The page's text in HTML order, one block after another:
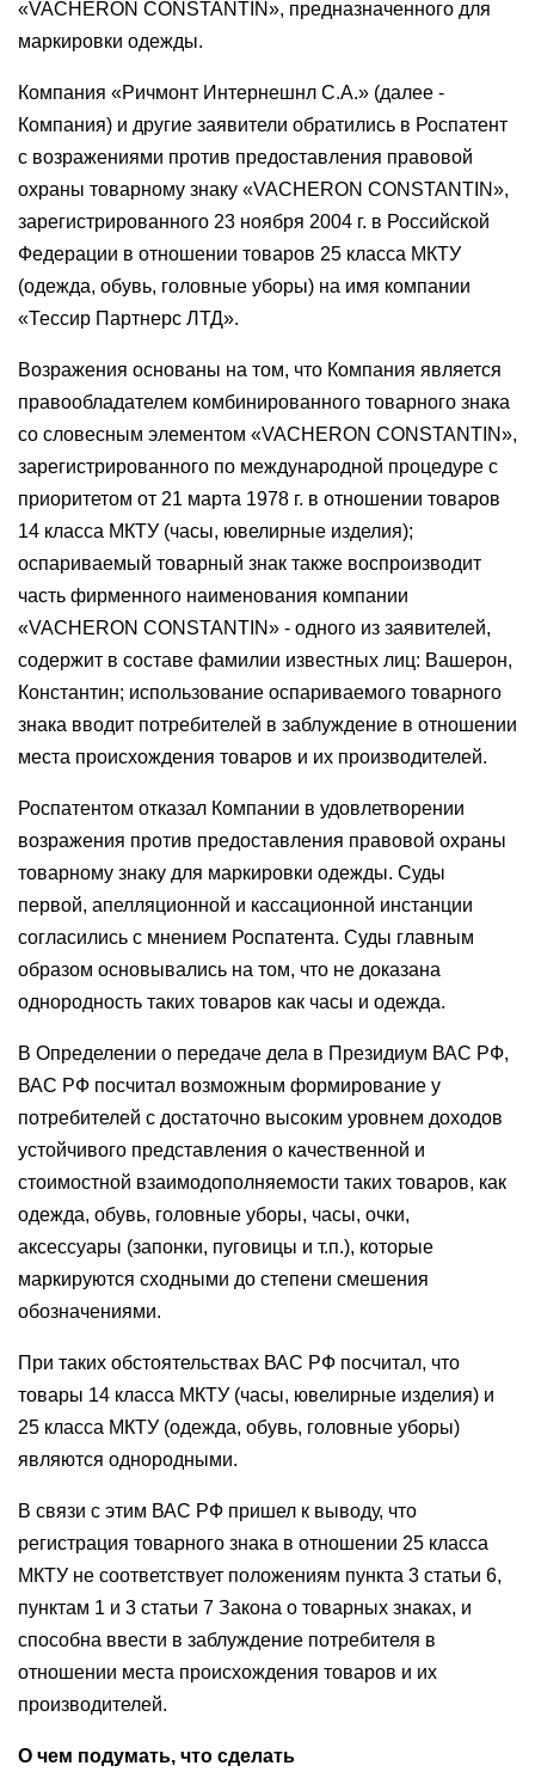
«VACHERON CONSTANTIN», предназначенного для
маркировки одежды.
Компания «Ричмонт Интернешнл С.А.» (далее -
Компания) и другие заявители обратились в Роспатент
с возражениями против предоставления правовой
охраны товарному знаку «VACHERON CONSTANTIN»,
зарегистрированного 23 ноября 2004 г. в Российской
Федерации в отношении товаров 25 класса МКТУ
(одежда, обувь, головные уборы) на имя компании
«Тессир Партнерс ЛТД».
Возражения основаны на том, что Компания является
правообладателем комбинированного товарного знака
со словесным элементом «VACHERON CONSTANTIN»,
зарегистрированного по международной процедуре с
приоритетом от 21 марта 1978 г. в отношении товаров
14 класса МКТУ (часы, ювелирные изделия);
оспариваемый товарный знак также воспроизводит
часть фирменного наименования компании
«VACHERON CONSTANTIN» - одного из заявителей,
содержит в составе фамилии известных лиц: Вашерон,
Константин; использование оспариваемого товарного
знака вводит потребителей в заблуждение в отношении
места происхождения товаров и их производителей.
Роспатентом отказал Компании в удовлетворении
возражения против предоставления правовой охраны
товарному знаку для маркировки одежды. Суды
первой, апелляционной и кассационной инстанции
согласились с мнением Роспатента. Суды главным
образом основывались на том, что не доказана
однородность таких товаров как часы и одежда.
В Определении о передаче дела в Президиум ВАС РФ,
ВАС РФ посчитал возможным формирование у
потребителей с достаточно высоким уровнем доходов
устойчивого представления о качественной и
стоимостной взаимодополняемости таких товаров, как
одежда, обувь, головные уборы, часы, очки,
аксессуары (запонки, пуговицы и т.п.), которые
маркируются сходными до степени смешения
обозначениями.
При таких обстоятельствах ВАС РФ посчитал, что
товары 14 класса МКТУ (часы, ювелирные изделия) и
25 класса МКТУ (одежда, обувь, головные уборы)
являются однородными.
В связи с этим ВАС РФ пришел к выводу, что
регистрация товарного знака в отношении 25 класса
МКТУ не соответствует положениям пункта 3 статьи 6,
пунктам 1 и 3 статьи 7 Закона о товарных знаках, и
способна ввести в заблуждение потребителя в
отношении места происхождения товаров и их
производителей.
О чем подумать, что сделать